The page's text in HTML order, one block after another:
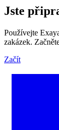
Jste
Používejte
zakázek.
Začít